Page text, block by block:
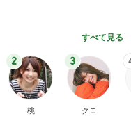
すべて見る
2
桃
3
クロ